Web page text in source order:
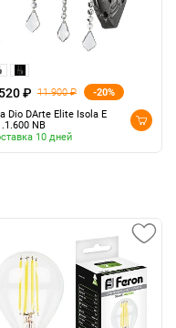
₽ 11 900 ₽
-20%
Dio DArte Elite Isola E
NB
10 дней